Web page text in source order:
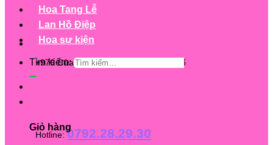
+979 Cửa hàng trên 63 tỉnh/ thành phố
Hotline:0792.28.29.30
Hoa Tang Lễ
Lan Hồ Điệp
Hoa sự kiện
Tìm kiếm:
Giỏ hàng